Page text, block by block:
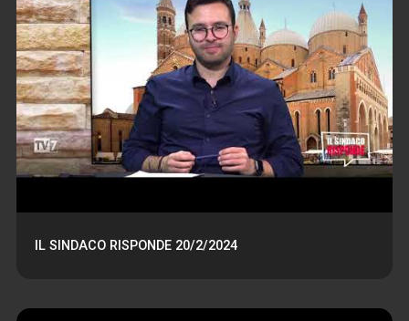
IL SINDACO RISPONDE 20/2/2024